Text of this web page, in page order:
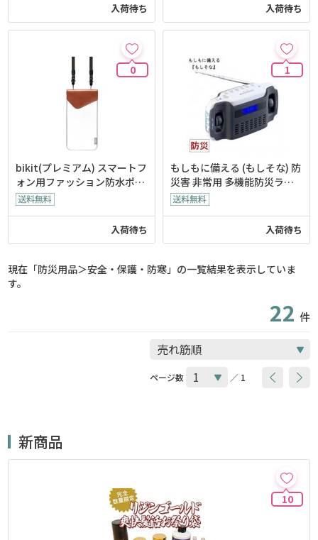
入荷待ち 入荷待ち
0
bikit(プレミアム) スマートフ
ォン用ファッション防水ポー
チ
入荷待ち
1
もしもに備える (もしそな) 防
災害 非常用 多機能防災ラジ
オ・ライト
入荷待ち
現在「防災用品＞安全・保護・防寒」の一覧結果を表示していま
す。
22 件
ページ数 ／ 1
新商品
10